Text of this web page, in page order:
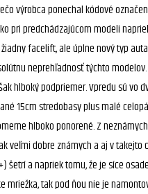
výrobca ponechal kódové
pri predchádzajúcom modeli
facelift, ale úplne nový typ
neprehľadnosť týchto
hlboký podpriemer. Vpredu sú vo
15cm stredobasy plus malé
hlboko ponorené. Z
veľmi dobre známych a aj v takejto
šetrí a napriek tomu, že je síce
mriežka, tak pod ňou nie je